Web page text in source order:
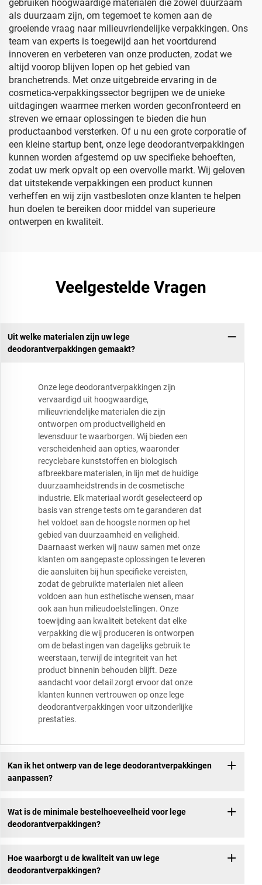
gebruiken hoogwaardige materialen die zowel duurzaam
als duurzaam zijn, om tegemoet te komen aan de
groeiende vraag naar milieuvriendelijke verpakkingen. Ons
team van experts is toegewijd aan het voortdurend
innoveren en verbeteren van onze producten, zodat we
altijd voorop blijven lopen op het gebied van
branchetrends. Met onze uitgebreide ervaring in de
cosmetica-verpakkingssector begrijpen we de unieke
uitdagingen waarmee merken worden geconfronteerd en
streven we ernaar oplossingen te bieden die hun
productaanbod versterken. Of u nu een grote corporatie of
een kleine startup bent, onze lege deodorantverpakkingen
kunnen worden afgestemd op uw specifieke behoeften,
zodat uw merk opvalt op een overvolle markt. Wij geloven
dat uitstekende verpakkingen een product kunnen
verheffen en wij zijn vastbesloten onze klanten te helpen
hun doelen te bereiken door middel van superieure
ontwerpen en kwaliteit.
Veelgestelde Vragen
Uit welke materialen zijn uw lege
deodorantverpakkingen gemaakt?
Onze lege deodorantverpakkingen zijn
vervaardigd uit hoogwaardige,
milieuvriendelijke materialen die zijn
ontworpen om productveiligheid en
levensduur te waarborgen. Wij bieden een
verscheidenheid aan opties, waaronder
recyclebare kunststoffen en biologisch
afbreekbare materialen, in lijn met de huidige
duurzaamheidstrends in de cosmetische
industrie. Elk materiaal wordt geselecteerd op
basis van strenge tests om te garanderen dat
het voldoet aan de hoogste normen op het
gebied van duurzaamheid en veiligheid.
Daarnaast werken wij nauw samen met onze
klanten om aangepaste oplossingen te leveren
die aansluiten bij hun specifieke vereisten,
zodat de gebruikte materialen niet alleen
voldoen aan hun esthetische wensen, maar
ook aan hun milieudoelstellingen. Onze
toewijding aan kwaliteit betekent dat elke
verpakking die wij produceren is ontworpen
om de belastingen van dagelijks gebruik te
weerstaan, terwijl de integriteit van het
product binnenin behouden blijft. Deze
aandacht voor detail zorgt ervoor dat onze
klanten kunnen vertrouwen op onze lege
deodorantverpakkingen voor uitzonderlijke
prestaties.
Kan ik het ontwerp van de lege deodorantverpakkingen
aanpassen?
Wat is de minimale bestelhoeveelheid voor lege
deodorantverpakkingen?
Hoe waarborgt u de kwaliteit van uw lege
deodorantverpakkingen?